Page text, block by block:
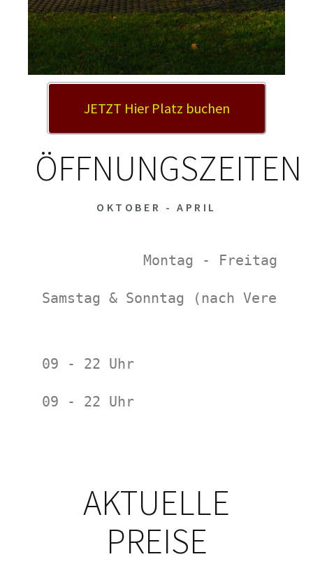
JETZT Hier Platz buchen
ÖFFNUNGSZEITEN
OKTOBER - APRIL
Montag - Freitag
Samstag & Sonntag (nach
09 - 22 Uhr
09 - 22 Uhr
AKTUELLE
PREISE